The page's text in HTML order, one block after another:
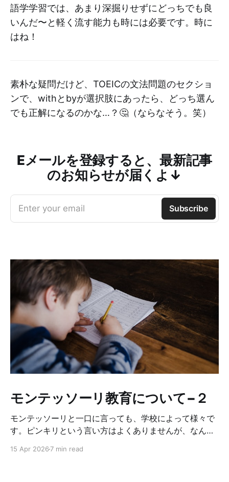
語学学習では、あまり深掘りせずにどっちでも良
いんだ〜と軽く流す能力も時には必要です。時に
はね！
素朴な疑問だけど、TOEICの文法問題のセクショ
ンで、withとbyが選択肢にあったら、どっち選ん
でも正解になるのかな…？🤔（ならなそう。笑）
Eメールを登録すると、最新記事
のお知らせが届くよ↓
Enter your email Subscribe
モンテッソーリ教育について−２
モンテッソーリと一口に言っても、学校によって様々で
す。ピンキリという言い方はよくありませんが、なんち
ーリの中でも、どこまでオリジナルに基づいて厳しくや
15 Apr 2026 7 min read